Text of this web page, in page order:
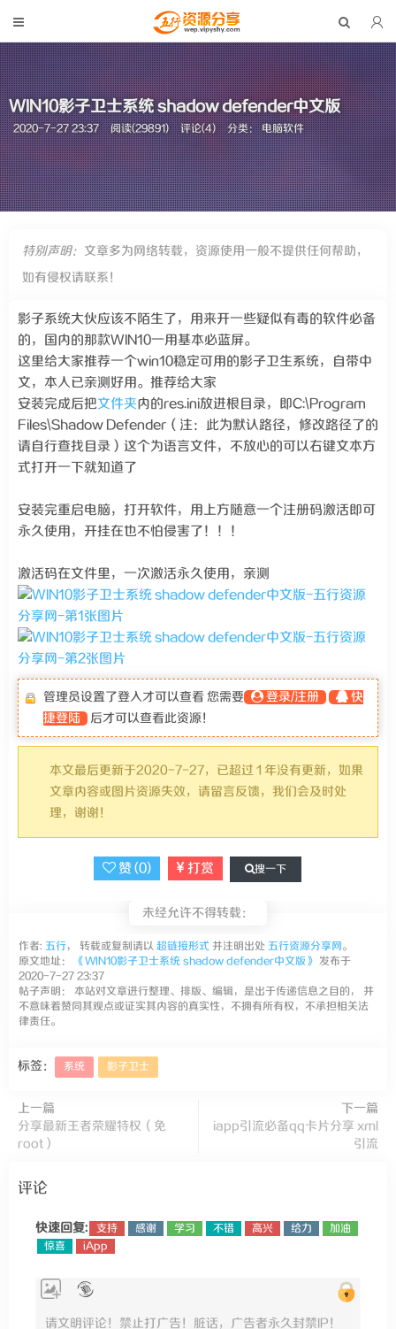
WIN10影子卫士系统 shadow defender中文版
2020-7-27 23:37 阅读(29891) 评论(4) 分类：电脑软件
特别声明： 文章多为网络转载，资源使用一般不提供任何帮助，
如有侵权请联系！
影子系统大伙应该不陌生了，用来开一些疑似有毒的软件必备
的，国内的那款WIN10一用基本必蓝屏。
这里给大家推荐一个win10稳定可用的影子卫生系统，自带中
文，本人已亲测好用。推荐给大家
安装完成后把文件夹内的res.ini放进根目录，即C:\Program
Files\Shadow Defender（注：此为默认路径，修改路径了的
请自行查找目录）这个为语言文件，不放心的可以右键文本方
式打开一下就知道了
安装完重启电脑，打开软件，用上方随意一个注册码激活即可
永久使用，开挂在也不怕侵害了！！！
激活码在文件里，一次激活永久使用，亲测
管理员设置了登入才可以查看 您需要 登录/注册
快
捷登陆
后才可以查看此资源！
本文最后更新于2020-7-27，已超过 1 年没有更新，如果
文章内容或图片资源失效，请留言反馈，我们会及时处
理，谢谢！
赞 (0) 打赏 搜一下
未经允许不得转载：
作者: 五行， 转载或复制请以 超链接形式 并注明出处 五行资源分享网。
原文地址：
《WIN10影子卫士系统 shadow defender中文版》 发布于
2020-7-27 23:37
帖子声明： 本站对文章进行整理、排版、编辑，是出于传递信息之目的， 并
不意味着赞同其观点或证实其内容的真实性，不拥有所有权，不承担相关法
律责任。
标签： 系统 影子卫士
上一篇
分享最新王者荣耀特权（免
root）
下一篇
iapp引流必备qq卡片分享 xml
引流
评论
快速回复: 支持 感谢 学习 不错 高兴 给力
加油
惊喜
iApp